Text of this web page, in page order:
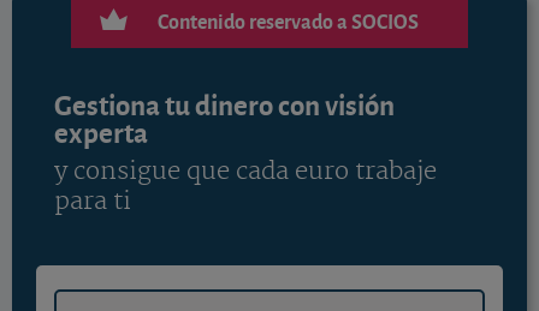
Contenido reservado a SOCIOS
Gestiona tu dinero con visión
experta
y consigue que cada euro trabaje
para ti